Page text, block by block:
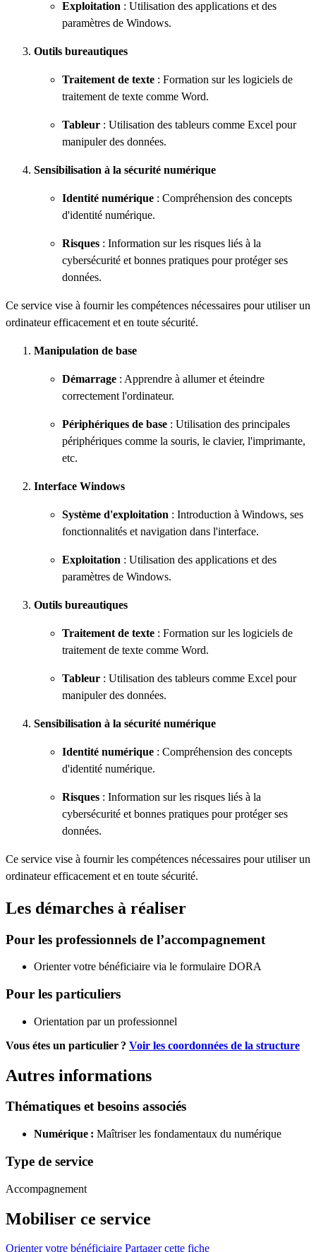
Exploitation : Utilisation des applications et des
paramètres de Windows.
Outils bureautiques
Traitement de texte : Formation sur les logiciels de
traitement de texte comme Word.
Tableur : Utilisation des tableurs comme Excel pour
manipuler des données.
Sensibilisation à la sécurité numérique
Identité numérique : Compréhension des concepts
d'identité numérique.
Risques : Information sur les risques liés à la
cybersécurité et bonnes pratiques pour protéger ses
données.
Ce service vise à fournir les compétences nécessaires pour utiliser un
ordinateur efficacement et en toute sécurité.
Manipulation de base
Démarrage : Apprendre à allumer et éteindre
correctement l'ordinateur.
Périphériques de base : Utilisation des principales
périphériques comme la souris, le clavier, l'imprimante,
etc.
Interface Windows
Système d'exploitation : Introduction à Windows, ses
fonctionnalités et navigation dans l'interface.
Exploitation : Utilisation des applications et des
paramètres de Windows.
Outils bureautiques
Traitement de texte : Formation sur les logiciels de
traitement de texte comme Word.
Tableur : Utilisation des tableurs comme Excel pour
manipuler des données.
Sensibilisation à la sécurité numérique
Identité numérique : Compréhension des concepts
d'identité numérique.
Risques : Information sur les risques liés à la
cybersécurité et bonnes pratiques pour protéger ses
données.
Ce service vise à fournir les compétences nécessaires pour utiliser un
ordinateur efficacement et en toute sécurité.
Les démarches à réaliser
Pour les professionnels de l’accompagnement
Orienter votre bénéficiaire via le formulaire DORA
Pour les particuliers
Orientation par un professionnel
Vous étes un particulier ? Voir les coordonnées de la structure
Autres informations
Thématiques et besoins associés
Numérique : Maîtriser les fondamentaux du numérique
Type de service
Accompagnement
Mobiliser ce service
Orienter votre bénéficiaire Partager cette fiche